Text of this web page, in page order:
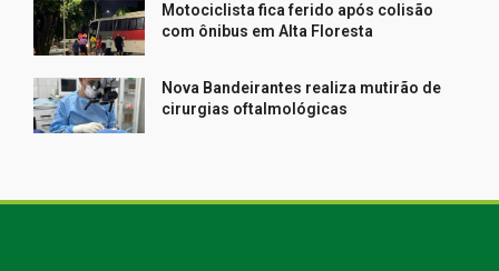
Motociclista fica ferido após colisão
com ônibus em Alta Floresta
Nova Bandeirantes realiza mutirão de
cirurgias oftalmológicas